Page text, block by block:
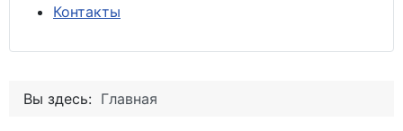
Контакты
Вы здесь: Главная